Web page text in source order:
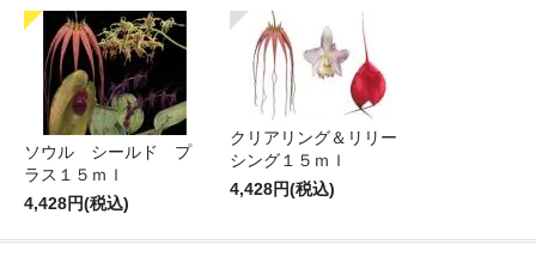
ソウル シールド プ
ラス１５ｍｌ
4,428円(税込)
クリアリング＆リリー
シング１５ｍｌ
4,428円(税込)